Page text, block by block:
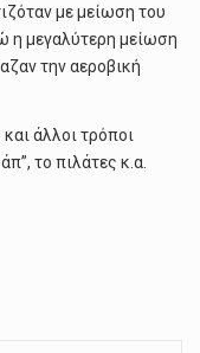
με μείωση του
η μεγαλύτερη μείωση
την αεροβική
άλλοι τρόποι
το πιλάτες κ.α.